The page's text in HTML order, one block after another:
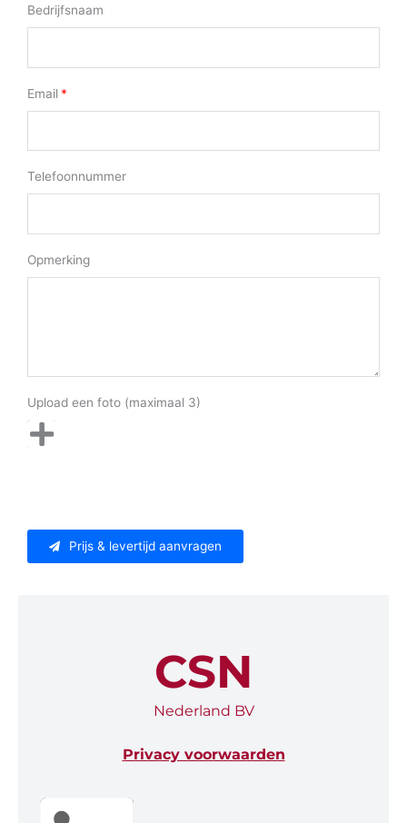
Bedrijfsnaam
Email
Telefoonnummer
Opmerking
Upload een foto (maximaal 3)
Prijs & levertijd aanvragen
CSN
Nederland BV
Privacy voorwaarden